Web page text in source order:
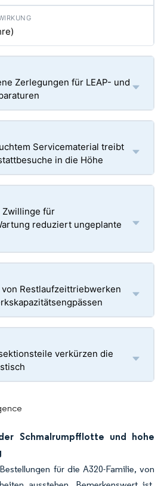
Zerlegungen für LEAP- und
Servicematerial treibt
in die Höhe
Zwillinge für
reduziert ungeplante
Restlaufzeittriebwerken
verkürzen die
Schmalrumpfflotte und hohe
für die A320-Familie, von